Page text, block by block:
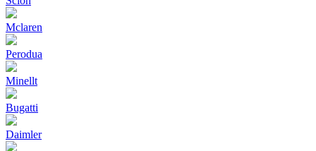
Mclaren
Perodua
Minellt
Bugatti
Daimler